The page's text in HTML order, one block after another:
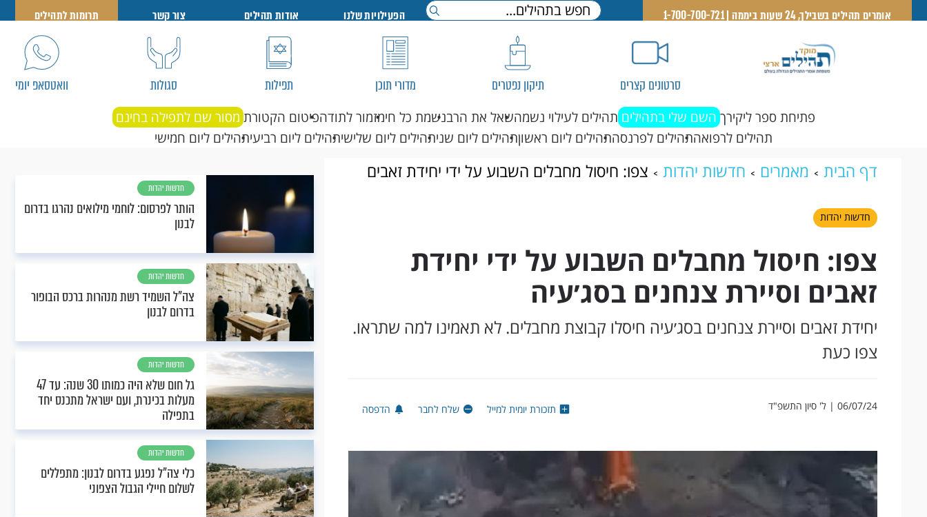
אומרים תהילים בשבילך, 24 שעות ביממה | 1-700-700-721 הפעילויות שלנו אודות תהילים צור קשר תרומות לתהילים
סרטונים קצרים תיקון נפטרים מדורי תוכן תפילות סגולות וואטסאפ יומי
פתיחת ספר ליקירך השם שלי בתהילים תהילים לעילוי נשמהשאל את הרבנשמת כל חימזמור לתודהפיטום הקטורת מסור שם לתפילה בחינם
תהילים לרפואהתהילים לפרנסהתהילים ליום ראשוןתהילים ליום שניתהילים ליום שלישיתהילים ליום רביעיתהילים ליום חמישי
דף הבית מאמרים חדשות יהדות
צפו: חיסול מחבלים השבוע על ידי יחידת זאבים
וסיירת צנחנים בסג׳עיה
חדשות יהדות
צפו: חיסול מחבלים השבוע על ידי יחידת
זאבים וסיירת צנחנים בסג׳עיה
יחידת זאבים וסיירת צנחנים בסג׳עיה חיסלו קבוצת מחבלים. לא תאמינו למה שתראו.
צפו כעת
06/07/24 | ל' סיון התשפ"ד תזכורת יומית למייל שלח לחבר הדפסה
חדשות יהדות
הותר לפרסום: לוחמי מילואים נהרגו בדרום
לבנון
חדשות יהדות
צה"ל השמיד רשת מנהרות ברכס הבופור
בדרום לבנון
חדשות יהדות
גל חום שלא היה כמותו 30 שנה: עד 47
מעלות בכינרת, ועם ישראל מתכנס יחד
בתפילה
חדשות יהדות
כלי צה"ל נפגע בדרום לבנון: מתפללים
לשלום חיילי הגבול הצפוני